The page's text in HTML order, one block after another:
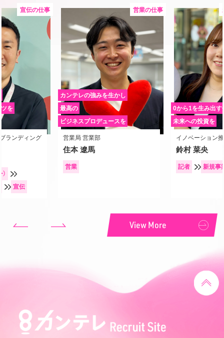
宣伝の仕事
を
ランディング
宣伝
営業の仕事
カンテレの強みを生かし
最高の
ビジネスプロデュースを
営業局 営業部
住本 遼馬
営業
0から1を生み出す
未来への投資を
イノベーション
鈴村 菜央
記者 新規事
View More